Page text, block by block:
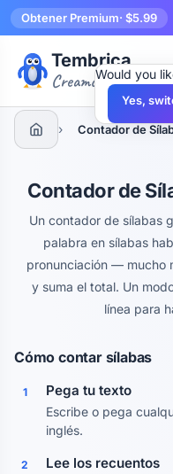
Obtener Premium· $5.99
Tembrica
Creamos
› Contador de
Contador de
Un contador de sílabas
palabra en sílabas
pronunciación — mucho
y suma el total. Un
línea para
Cómo contar sílabas
1 Pega tu texto
Escribe o pega
inglés.
2 Lee los recuentos
Would you
Yes,